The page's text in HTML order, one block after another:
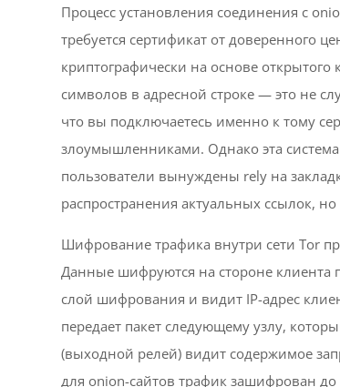
Процесс установления соединения с
требуется сертификат от доверенного
криптографически на основе открытого
символов в адресной строке — это не
что вы подключаетесь именно к тому
злоумышленниками. Однако эта система
пользователи вынуждены rely на
распространения актуальных ссылок,
Шифрование трафика внутри сети Tor
Данные шифруются на стороне клиента
слой шифрования и видит IP-адрес
передает пакет следующему узлу,
(выходной релей) видит содержимое
для onion-сайтов трафик зашифрован до